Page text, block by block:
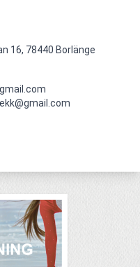
16, 78440 Borlänge